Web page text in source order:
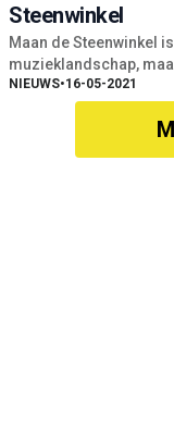
Steenwinkel
Maan de Steenwinkel
muzieklandschap,
NIEUWS•16-05-2021